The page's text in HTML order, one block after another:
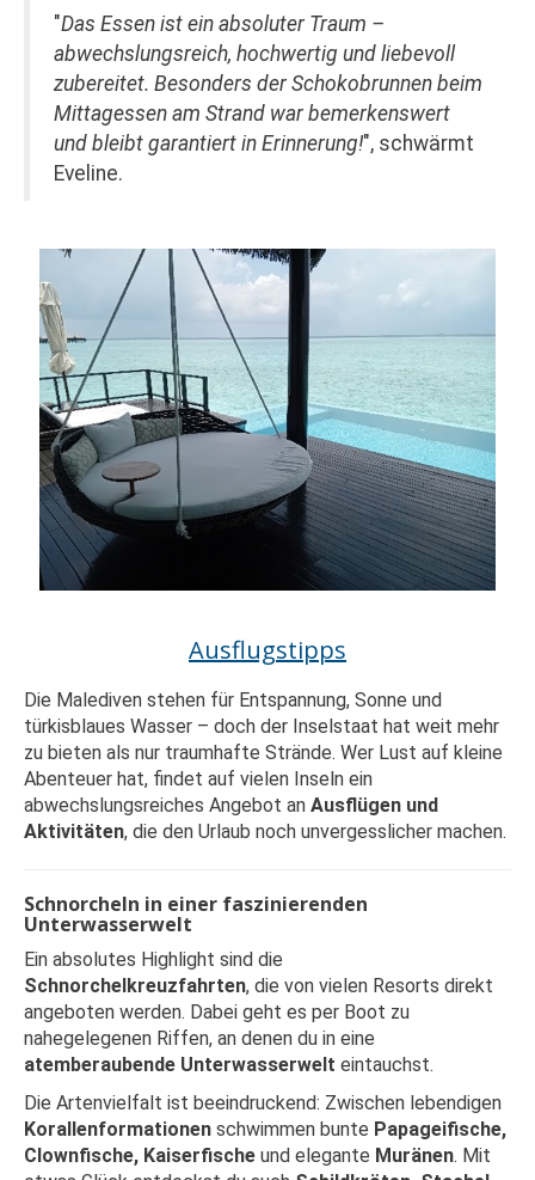
"Das Essen ist ein absoluter Traum –
abwechslungsreich, hochwertig und liebevoll
zubereitet. Besonders der Schokobrunnen beim
Mittagessen am Strand war bemerkenswert
und bleibt garantiert in Erinnerung!", schwärmt
Eveline.
Ausflugstipps
Die Malediven stehen für Entspannung, Sonne und
türkisblaues Wasser – doch der Inselstaat hat weit mehr
zu bieten als nur traumhafte Strände. Wer Lust auf kleine
Abenteuer hat, findet auf vielen Inseln ein
abwechslungsreiches Angebot an Ausflügen und
Aktivitäten, die den Urlaub noch unvergesslicher machen.
Schnorcheln in einer faszinierenden
Unterwasserwelt
Ein absolutes Highlight sind die
Schnorchelkreuzfahrten, die von vielen Resorts direkt
angeboten werden. Dabei geht es per Boot zu
nahegelegenen Riffen, an denen du in eine
atemberaubende Unterwasserwelt eintauchst.
Die Artenvielfalt ist beeindruckend: Zwischen lebendigen
Korallenformationen schwimmen bunte Papageifische,
Clownfische, Kaiserfische und elegante Muränen. Mit